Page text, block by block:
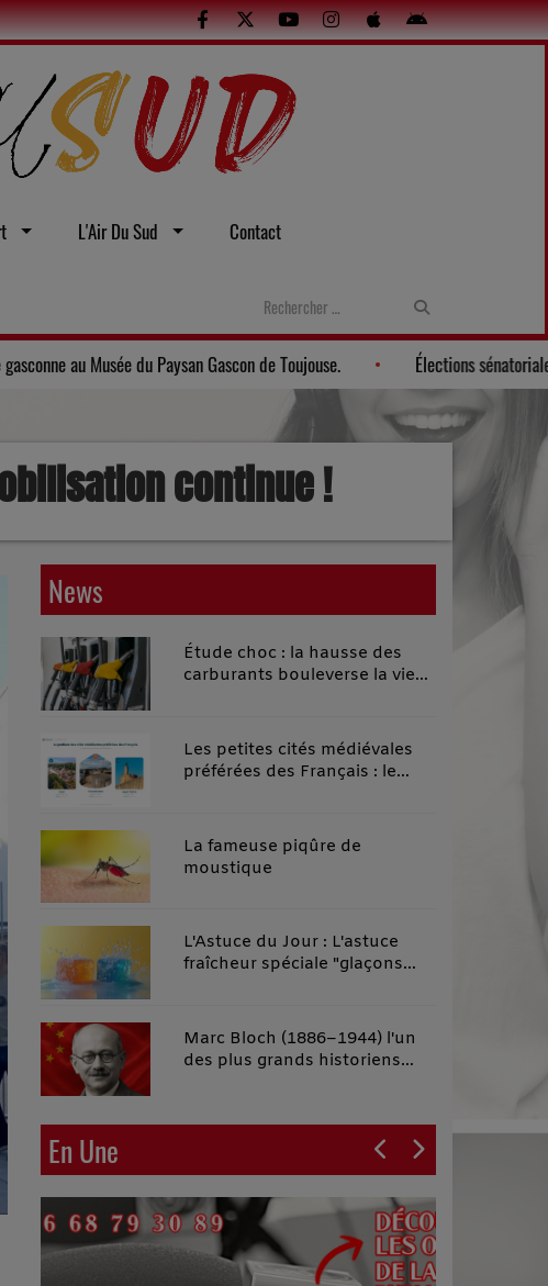
L'Air Du Sud Contact
Gers: Une soirée gasconne au Musée du Paysan Gascon de
continue !
News
Étude choc : la hausse des
carburants bouleverse la vie
Les petites cités médiévales
préférées des Français : le
La fameuse piqûre de
moustique
L'Astuce du Jour : L'astuce
fraîcheur spéciale "glaçons
Marc Bloch (1886–1944) l'un
des plus grands historiens
En Une